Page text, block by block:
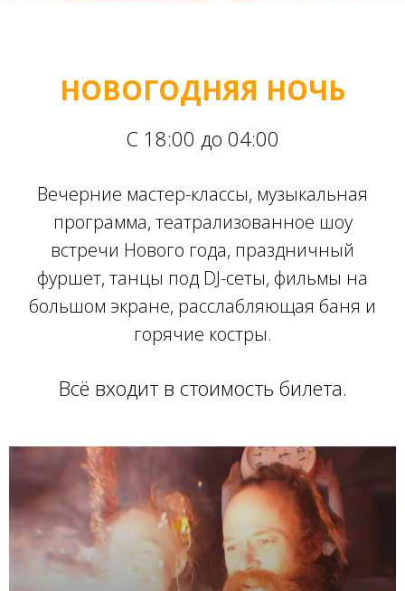
НОВОГОДНЯЯ НОЧЬ
С 18:00 до 04:00
Вечерние мастер-классы, музыкальная
программа, театрализованное шоу
встречи Нового года, праздничный
фуршет, танцы под DJ-сеты, фильмы на
большом экране, расслабляющая баня и
горячие костры.
Всё входит в стоимость билета.